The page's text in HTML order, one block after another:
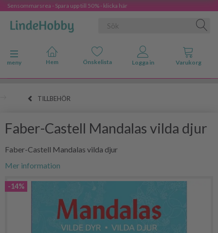
Sensommarsrea - Spara upp till 50% - klicka här
Ändra navigering
meny
TILLBEHÖR
Faber-Castell Mandalas vilda djur
Faber-Castell Mandalas vilda djur
Mer information
-14%